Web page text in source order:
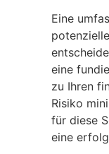
Eine
eine
zu Ihren
Risiko
für diese
eine